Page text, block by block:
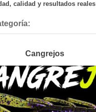
calidad y resultados reales
Cangrejos